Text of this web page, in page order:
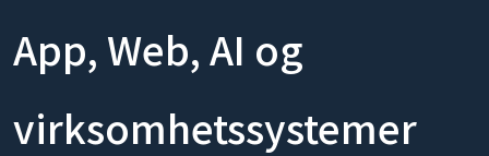
App, Web, AI og
virksomhetssystemer